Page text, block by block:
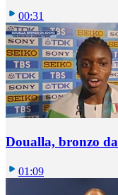
00:31
Doualla, bronzo
01:09